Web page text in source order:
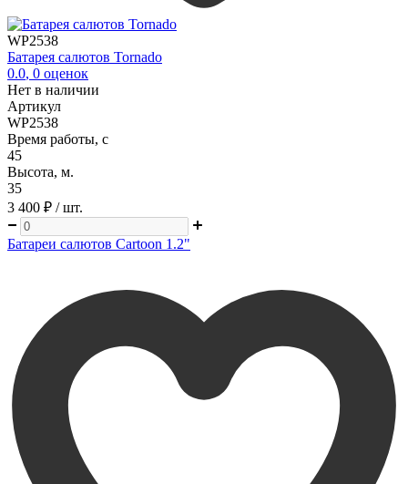
WP2538
Батарея салютов Tornado
0.0, 0 оценок
Нет в наличии
Артикул
WP2538
Время работы, с
45
Высота, м.
35
3 400 ₽ / шт.
Батареи салютов Cartoon 1.2"